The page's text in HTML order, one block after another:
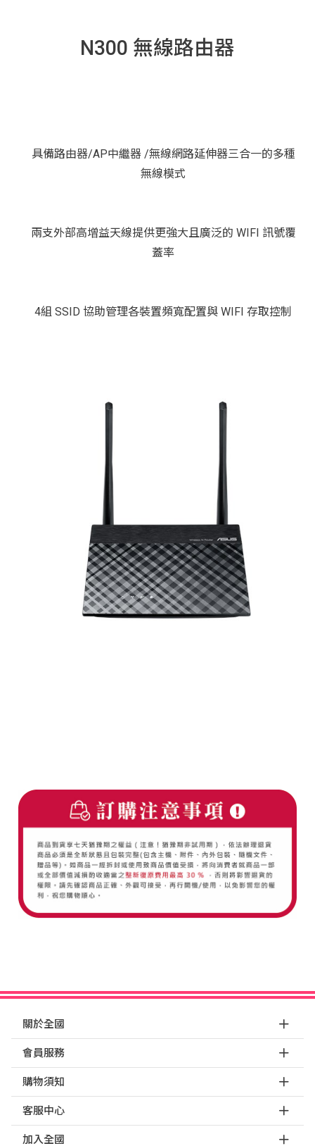
N300 無線路由器
具備路由器/AP中繼器 /無線網路延伸器三合一的多種
無線模式
兩支外部高增益天線提供更強大且廣泛的 WIFI 訊號覆
蓋率
4組 SSID 協助管理各裝置頻寬配置與 WIFI 存取控制
關於全國
會員服務
購物須知
客服中心
加入全國